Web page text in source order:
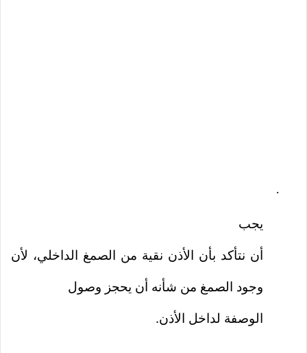
·
يجب
أن نتأكد بأن الأذن نقية من الصمغ الداخلي، لأن
وجود الصمغ من شأنه أن يحجز وصول
الوصفة لداخل الأذن.